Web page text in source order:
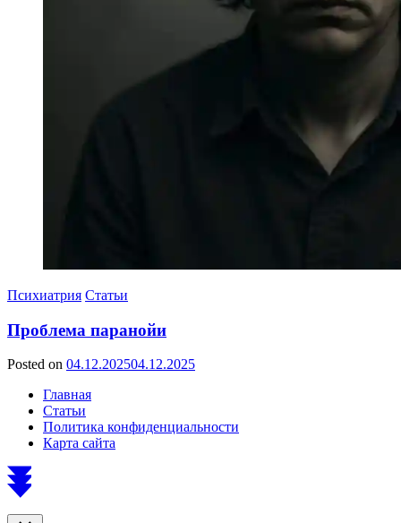
Психиатрия Статьи
Проблема паранойи
Posted on 04.12.202504.12.2025
Главная
Статьи
Политика конфиденциальности
Карта сайта
Scroll
to